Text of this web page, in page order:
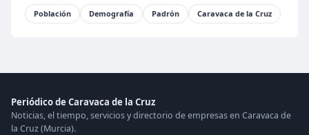
Población
Demografía Padrón Caravaca de la Cruz
Periódico de Caravaca de la Cruz
Noticias, el tiempo, servicios y directorio de empresas en Caravaca de
la Cruz (Murcia).